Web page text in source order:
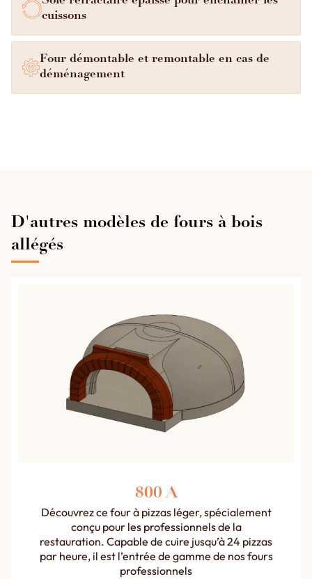
→ Produit fabriqué en France, dans nos ateliers.
cuissons
Four démontable et remontable en cas de
déménagement
D'autres modèles de fours à bois
allégés
800 A
Découvrez ce four à pizzas léger, spécialement
conçu pour les professionnels de la
restauration. Capable de cuire jusqu’à 24 pizzas
par heure, il est l’entrée de gamme de nos fours
professionnels